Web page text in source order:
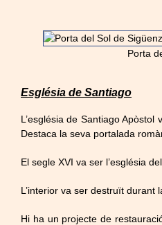
Porta
Església de Santiago
L’església de Santiago Apòstol
Destaca la seva portalada
El segle XVI va ser l’església
L’interior va ser destruït durant
Hi ha un projecte de